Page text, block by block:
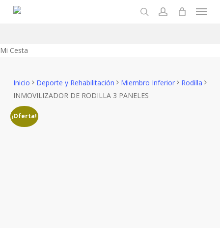
Menu
Mi Cesta
Inicio Deporte y Rehabilitación Miembro Inferior
Rodilla
INMOVILIZADOR DE RODILLA 3 PANELES
¡Oferta!